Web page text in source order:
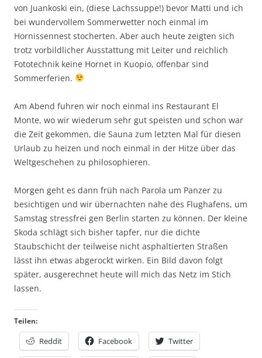
von Juankoski ein, (diese Lachssuppe!) bevor Matti und ich
bei wundervollem Sommerwetter noch einmal im
Hornissennest stocherten. Aber auch heute zeigten sich
trotz vorbildlicher Ausstattung mit Leiter und reichlich
Fototechnik keine Hornet in Kuopio, offenbar sind
Sommerferien.
Am Abend fuhren wir noch einmal ins Restaurant El
Monte, wo wir wiederum sehr gut speisten und schon war
die Zeit gekommen, die Sauna zum letzten Mal für diesen
Urlaub zu heizen und noch einmal in der Hitze über das
Weltgeschehen zu philosophieren.
Morgen geht es dann früh nach Parola um Panzer zu
besichtigen und wir übernachten nahe des Flughafens, um
Samstag stressfrei gen Berlin starten zu können. Der kleine
Skoda schlägt sich bisher tapfer, nur die dichte
Staubschicht der teilweise nicht asphaltierten Straßen
lässt ihn etwas abgerockt wirken. Ein Bild davon folgt
später, ausgerechnet heute will mich das Netz im Stich
lassen.
Teilen:
Reddit Facebook Twitter